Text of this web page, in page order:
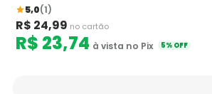
5,0(1)
R$ 24,99 no cartão
R$ 23,74 à vista no Pix 5% OFF